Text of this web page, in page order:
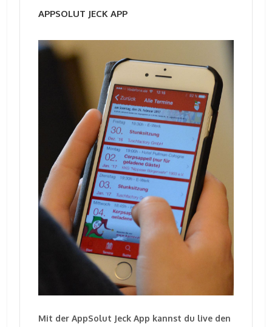
APPSOLUT JECK APP
Mit der AppSolut Jeck App kannst du live den